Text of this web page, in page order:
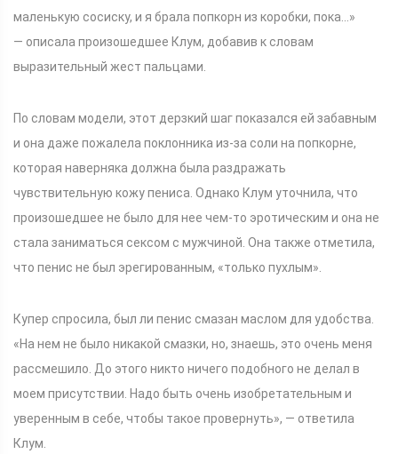
маленькую сосиску, и я брала попкорн из коробки, пока...»
— описала произошедшее Клум, добавив к словам
выразительный жест пальцами.
По словам модели, этот дерзкий шаг показался ей забавным
и она даже пожалела поклонника из-за соли на попкорне,
которая наверняка должна была раздражать
чувствительную кожу пениса. Однако Клум уточнила, что
произошедшее не было для нее чем-то эротическим и она не
стала заниматься сексом с мужчиной. Она также отметила,
что пенис не был эрегированным, «только пухлым».
Купер спросила, был ли пенис смазан маслом для удобства.
«На нем не было никакой смазки, но, знаешь, это очень меня
рассмешило. До этого никто ничего подобного не делал в
моем присутствии. Надо быть очень изобретательным и
уверенным в себе, чтобы такое провернуть», — ответила
Клум.